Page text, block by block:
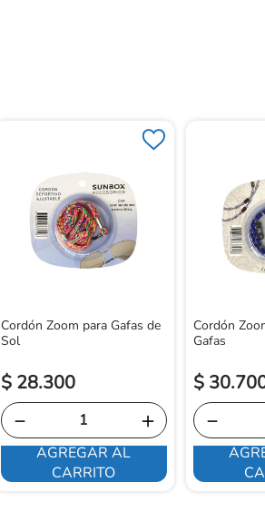
Cordón Zoom para Gafas de
Sol
$ 28.300
＋
－
AGREGAR AL
CARRITO
Cordón
Gafas
$ 30.
－